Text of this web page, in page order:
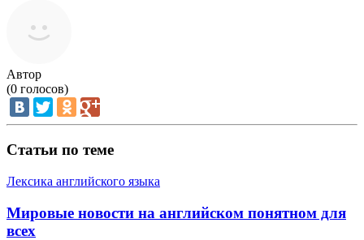
Автор
(0 голосов)
Статьи по теме
Лексика английского языка
Мировые новости на английском понятном для
всех